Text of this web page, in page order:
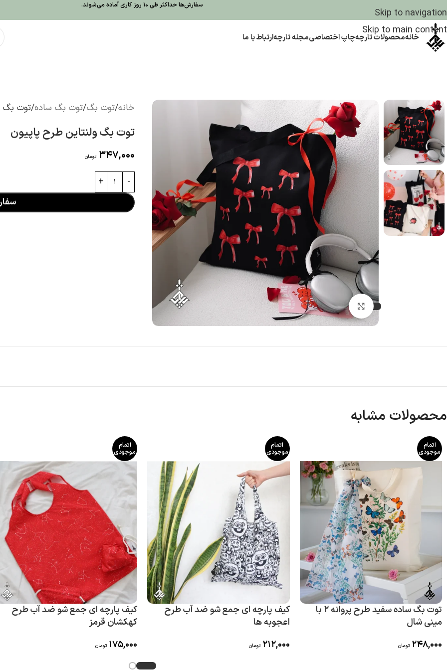
Skip to navigation
Skip to main content
سفارش‌ها حداکثر طی 10 روز کاری آماده می‌شوند.
خانهمحصولات تارچهچاپ اختصاصیمجله تارچهارتباط با ما
بزرگنمایی تصویر
خانه توت بگ توت بگ ساده توت بگ
توت بگ ولنتاین طرح پاپیون
347,000 تومان
محصولات مشابه
اتمام
موجودی
توت بگ ساده سفید طرح پروانه 2 با
مینی شال
248,000 تومان
اتمام
موجودی
کیف پارچه ای جمع شو ضد آب طرح
اعجوبه ها
212,000 تومان
اتمام
موجودی
کیف پارچه ای جمع شو ضد آب طرح
کهکشان قرمز
175,000 تومان